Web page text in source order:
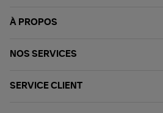
À PROPOS
NOS SERVICES
SERVICE CLIENT